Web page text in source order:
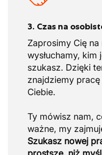
3. Czas na
Zaprosimy Cię
wysłuchamy, kim
szukasz. Dzięki
znajdziemy
Ciebie.
Ty mówisz nam,
Szukasz nowej